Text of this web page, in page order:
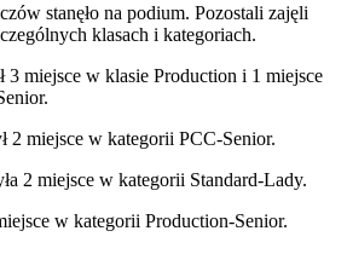
stanęło na podium. Pozostali zajęli
klasach i kategoriach.
3 miejsce w klasie Production i 1 miejsce
2 miejsce w kategorii PCC-Senior.
2 miejsce w kategorii Standard-Lady.
w kategorii Production-Senior.